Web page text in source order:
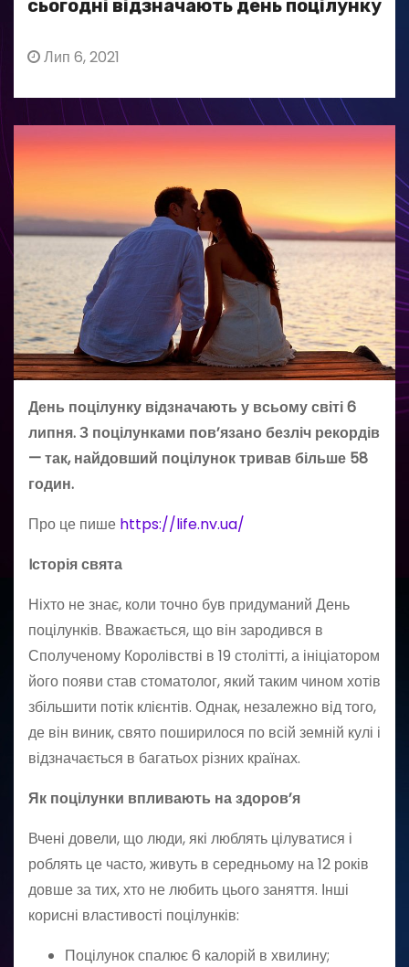
сьогодні відзначають день поцілунку
Лип 6, 2021
День поцілунку відзначають у всьому світі 6
липня. З поцілунками пов’язано безліч рекордів
— так, найдовший поцілунок тривав більше 58
годин.
Про це пише https://life.nv.ua/
Iсторія свята
Ніхто не знає, коли точно був придуманий День
поцілунків. Вважається, що він зародився в
Сполученому Королівстві в 19 столітті, а ініціатором
його появи став стоматолог, який таким чином хотів
збільшити потік клієнтів. Однак, незалежно від того,
де він виник, свято поширилося по всій земній кулі і
відзначається в багатьох різних країнах.
Як поцілунки впливають на здоров’я
Вчені довели, що люди, які люблять цілуватися і
роблять це часто, живуть в середньому на 12 років
довше за тих, хто не любить цього заняття. Інші
корисні властивості поцілунків:
Поцілунок спалює 6 калорій в хвилину;